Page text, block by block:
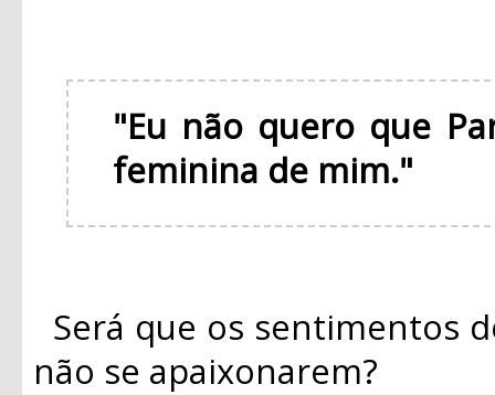
"Eu não quero que
feminina de mim."
Será que os sentimentos
não se apaixonarem?